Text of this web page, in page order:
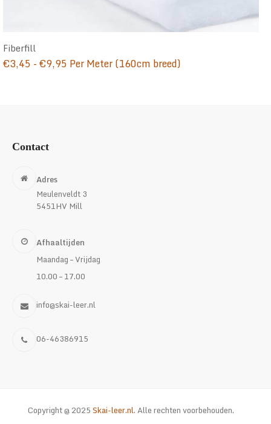
Fiberfill
€3,45 -€9,95 Prijsklasse:
Per Meter (160cm breed)
Contact
Adres
Meulenveldt 3
5451HV Mill
Afhaaltijden
Maandag – Vrijdag
10.00 – 17.00
info@skai-leer.nl
06-46386915
Copyright @ 2025Skai-leer.nl. Alle rechten voorbehouden.